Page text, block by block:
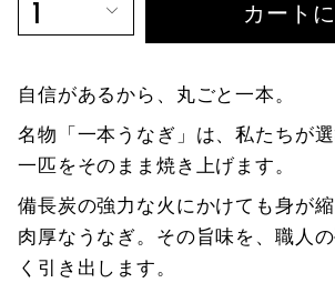
1 カート
自信があるから、丸ごと一本。
名物「一本うなぎ」は、私たちが
一匹をそのまま焼き上げます。
備長炭の強力な火にかけても身が
肉厚なうなぎ。その旨味を、職人
く引き出します。